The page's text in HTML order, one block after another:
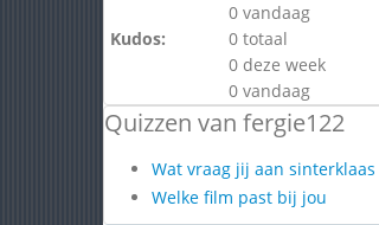
0 vandaag
Kudos:
0 totaal
0 deze week
0 vandaag
Quizzen van fergie122
Wat vraag jij aan sinterklaas
Welke film past bij jou